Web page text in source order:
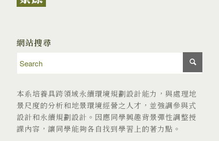
網站搜尋
本系培養具跨領域永續環境規劃設計能力，與處理地
景尺度的分析和地景環境經營之人才，並強調參與式
設計和永續規劃設計。因應同學興趣背景彈性調整授
課內容，讓同學能夠各自找到學習上的著力點。